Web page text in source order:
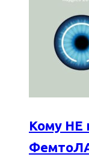
Кому НЕ